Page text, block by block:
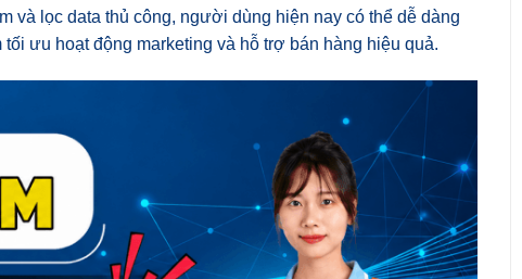
và lọc data thủ công, người dùng hiện nay có thể dễ dàng
ưu hoạt động marketing và hỗ trợ bán hàng hiệu quả.